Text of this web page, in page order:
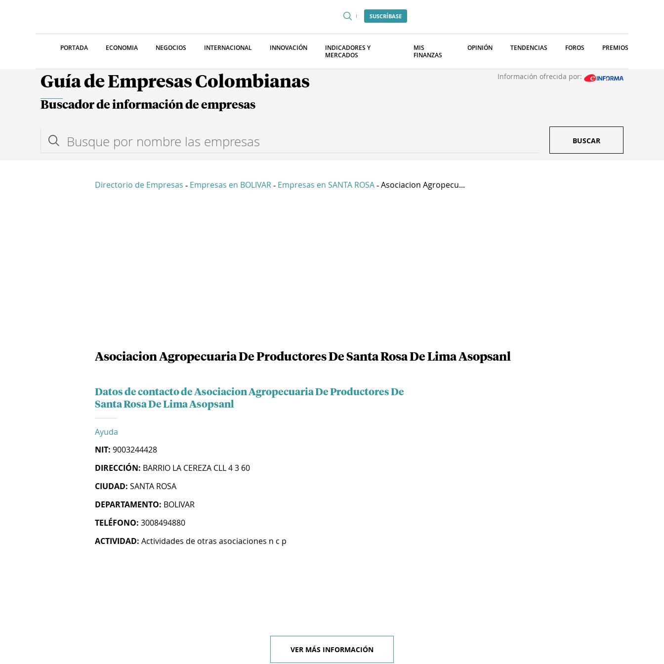
SUSCRÍBASE
PORTADA ECONOMIA NEGOCIOS INTERNACIONAL INNOVACIÓN
INDICADORES Y
MERCADOS
MIS
FINANZAS
OPINIÓN TENDENCIAS FOROS PREMIOS
Guía de Empresas Colombianas Información ofrecida por:
Buscador de información de empresas
BUSCAR
Directorio de Empresas - Empresas en BOLIVAR - Empresas en SANTA ROSA - Asociacion Agropecu...
Asociacion Agropecuaria De Productores De Santa Rosa De Lima Asopsanl
Datos de contacto de Asociacion Agropecuaria De Productores De
Santa Rosa De Lima Asopsanl
Ayuda
NIT: 9003244428
DIRECCIÓN: BARRIO LA CEREZA CLL 4 3 60
CIUDAD: SANTA ROSA
DEPARTAMENTO: BOLIVAR
TELÉFONO: 3008494880
ACTIVIDAD: Actividades de otras asociaciones n c p
VER MÁS INFORMACIÓN